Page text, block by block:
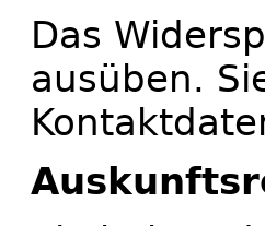
Das
ausüben.